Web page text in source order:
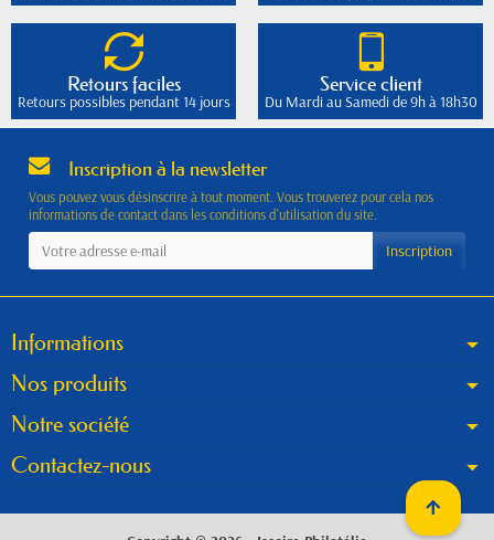
Retours faciles
Retours possibles pendant 14 jours
Service client
Du Mardi au Samedi de 9h à 18h30
Inscription à la newsletter
Vous pouvez vous désinscrire à tout moment. Vous trouverez pour cela nos
informations de contact dans les conditions d'utilisation du site.
Informations
Nos produits
Notre société
Contactez-nous